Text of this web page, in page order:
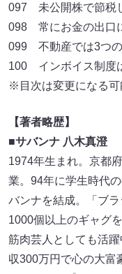
097 未公開株で節税
098 常にお金の出口
099 不動産では3つ
100 インボイス制度
※目次は変更になる可
【著者略歴】
■サバンナ 八木真澄
1974年生まれ。京都
業。94年に学生時代
バンナを結成。「ブ
1000個以上のギャグ
筋肉芸人としても活
収300万円で心の大富